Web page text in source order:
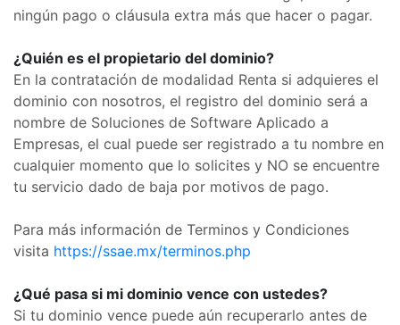
ningún pago o cláusula extra más que hacer o pagar.
¿Quién es el propietario del dominio?
En la contratación de modalidad Renta si adquieres el
dominio con nosotros, el registro del dominio será a
nombre de Soluciones de Software Aplicado a
Empresas, el cual puede ser registrado a tu nombre en
cualquier momento que lo solicites y NO se encuentre
tu servicio dado de baja por motivos de pago.
Para más información de Terminos y Condiciones
visita https://ssae.mx/terminos.php
¿Qué pasa si mi dominio vence con ustedes?
Si tu dominio vence puede aún recuperarlo antes de